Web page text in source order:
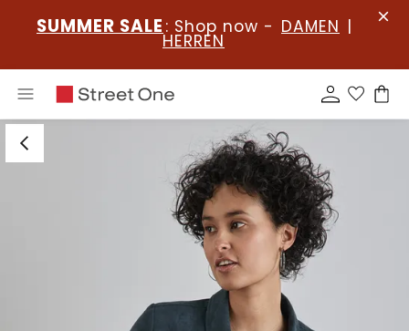
SUMMER SALE : Shop now - DAMEN |
HERREN